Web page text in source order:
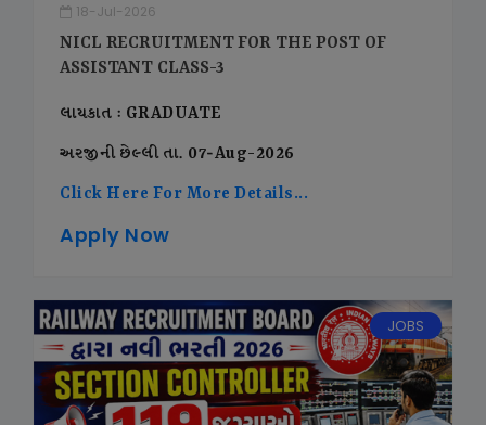
18-Jul-2026
NICL RECRUITMENT FOR THE POST OF
ASSISTANT CLASS-3
લાયકાત : GRADUATE
અરજીની છેલ્લી તા. 07-Aug-2026
Click Here For More Details...
Apply Now
JOBS